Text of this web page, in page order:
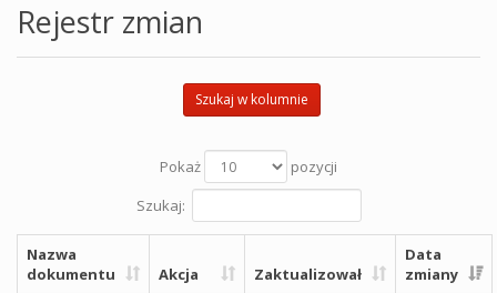
Rejestr zmian
Szukaj w kolumnie
Pokaż
pozycji
Szukaj:
Nazwa
dokumentu
Akcja Zaktualizował
Data
zmiany